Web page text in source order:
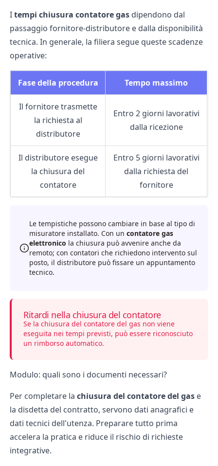
Itempi chiusura contatore gas dipendono dal
passaggio fornitore-distributore e dalla disponibilità
tecnica. In generale, la filiera segue queste scadenze
operative:
Fase della procedura Tempo massimo
Il fornitore trasmette
la richiesta al
distributore
Entro 2 giorni lavorativi
dalla ricezione
Il distributore esegue
la chiusura del
contatore
Entro 5 giorni lavorativi
dalla richiesta del
fornitore
Le tempistiche possono cambiare in base al tipo di
misuratore installato. Con un contatore gas
elettronico la chiusura può avvenire anche da
remoto; con contatori che richiedono intervento sul
posto, il distributore può fissare un appuntamento
tecnico.
Ritardi nella chiusura del contatore
Se la chiusura del contatore del gas non viene
eseguita nei tempi previsti, può essere riconosciuto
un rimborso automatico.
Modulo: quali sono i documenti necessari?
Per completare la chiusura del contatore del gas e
la disdetta del contratto, servono dati anagrafici e
dati tecnici dell'utenza. Preparare tutto prima
accelera la pratica e riduce il rischio di richieste
integrative.